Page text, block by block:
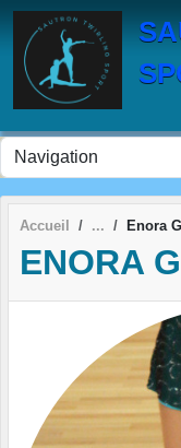
Accueil Enora
ENORA
Panneau de gestion